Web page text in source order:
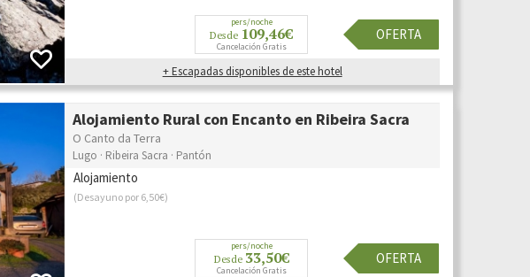
pers/noche
Desde 109,46€
Cancelación Gratis
OFERTA
+ Escapadas disponibles de este hotel
Alojamiento Rural con Encanto en Ribeira Sacra
O Canto da Terra
Lugo · Ribeira Sacra · Pantón
Alojamiento
(Desayuno por 6,50€)
pers/noche
Desde 33,50€
Cancelación Gratis
OFERTA